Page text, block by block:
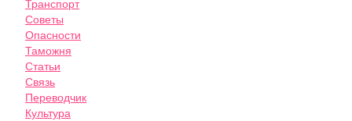
Транспорт
Советы
Опасности
Таможня
Статьи
Связь
Переводчик
Культура